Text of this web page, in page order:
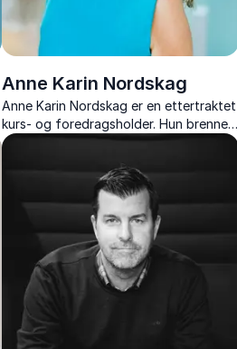
Anne Karin Nordskag
Anne Karin Nordskag er en ettertraktet
kurs- og foredragsholder. Hun brenner
for at du skal nå frem med ditt
skape resultater.